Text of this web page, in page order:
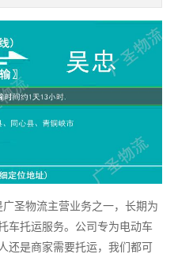
圣物流主营业务之一，长期为
车托运服务。公司专为电动车
还是商家需要托运，我们都可